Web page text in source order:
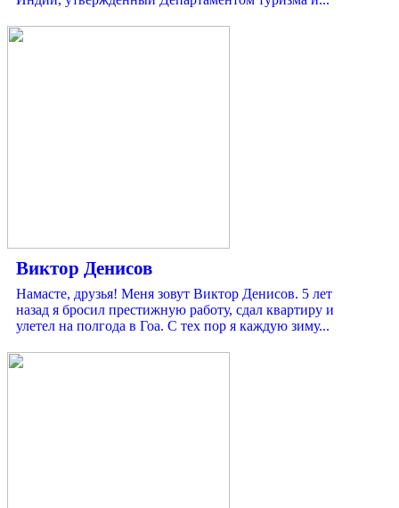
Виктор Денисов
Намасте, друзья! Меня зовут Виктор Денисов. 5 лет
назад я бросил престижную работу, сдал квартиру и
улетел на полгода в Гоа. С тех пор я каждую зиму...